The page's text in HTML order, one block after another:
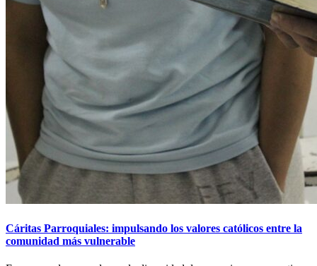
Cáritas Parroquiales: impulsando los valores católicos entre la
comunidad más vulnerable